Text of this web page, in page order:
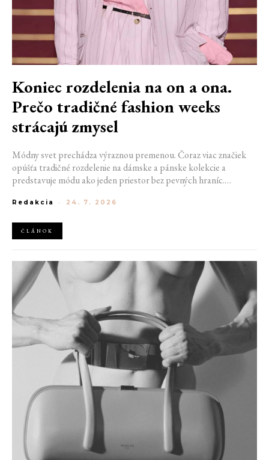
Koniec rozdelenia na on a ona.
Prečo tradičné fashion weeks
strácajú zmysel
Módny svet prechádza výraznou premenou. Čoraz viac značiek
opúšťa tradičné rozdelenie na dámske a pánske kolekcie a
predstavuje módu ako jeden priestor bez pevných hraníc.
udržateľnosť naznačujú, že klasické týždne módy môžu čoskoro
Redakcia - 24. 7. 2026
ČLÁNOK